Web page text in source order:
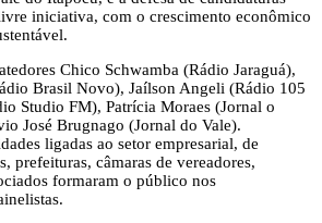
iniciativa, com o crescimento econômico
Chico Schwamba (Rádio Jaraguá),
Brasil Novo), Jaílson Angeli (Rádio 105
Studio FM), Patrícia Moraes (Jornal o
José Brugnago (Jornal do Vale).
ligadas ao setor empresarial, de
prefeituras, câmaras de vereadores,
formaram o público nos